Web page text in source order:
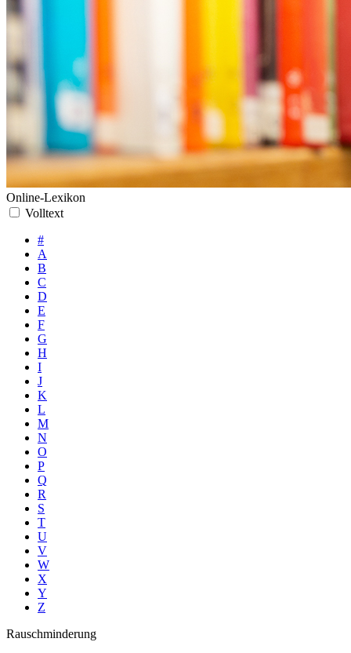
Online-Lexikon
Volltext
#
A
B
C
D
E
F
G
H
I
J
K
L
M
N
O
P
Q
R
S
T
U
V
W
X
Y
Z
Rauschminderung